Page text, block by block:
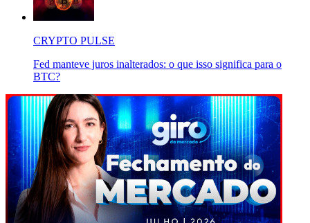
CRYPTO PULSE
Fed manteve juros inalterados: o que isso significa para o
BTC?